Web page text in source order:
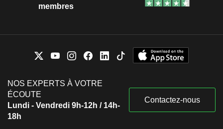
membres
NOS EXPERTS À VOTRE
ÉCOUTE
Lundi - Vendredi 9h-12h / 14h-
18h
Contactez-nous